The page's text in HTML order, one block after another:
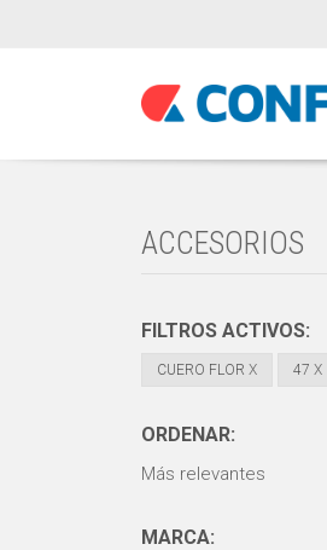
ACCESORIOS
FILTROS ACTIVOS:
CUERO FLOR X 47 X
ORDENAR:
Más relevantes
MARCA: